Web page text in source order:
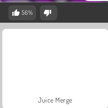
56%
Juice Merge